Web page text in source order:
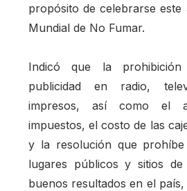
propósito de celebrarse este
Mundial de No Fumar.
Indicó que la
publicidad en radio,
impresos, así como el
impuestos, el costo de las
y la resolución que
lugares públicos y sitios
buenos resultados en el